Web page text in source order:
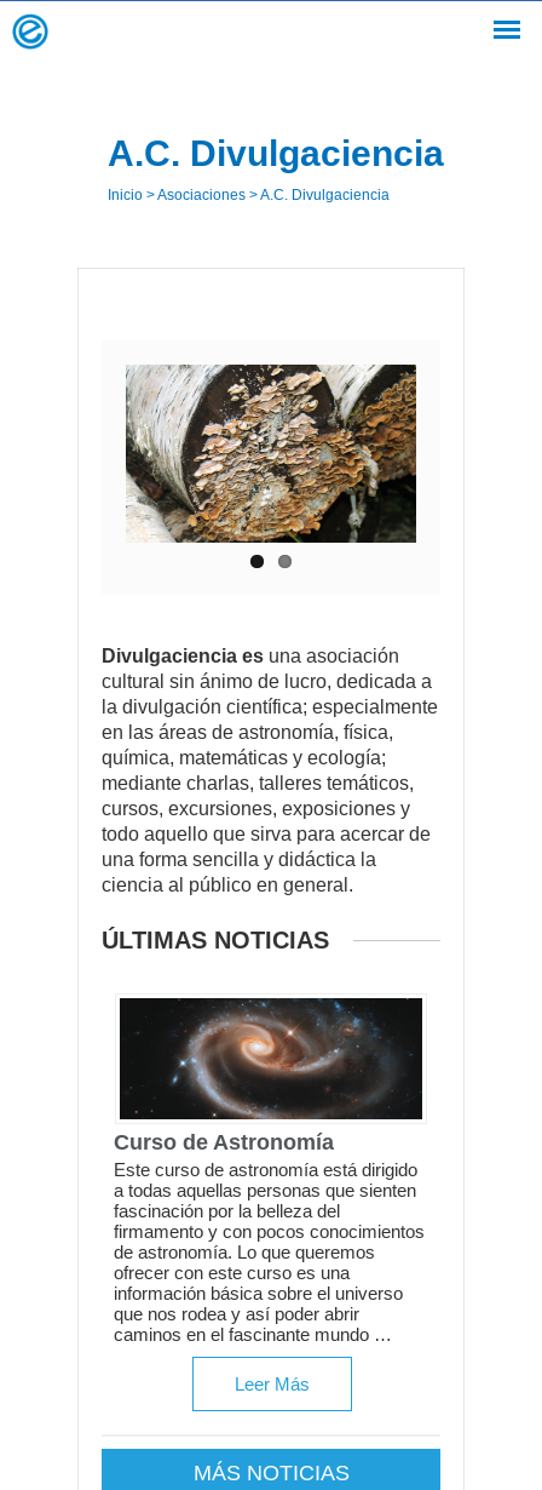
A.C. Divulgaciencia
Inicio >Asociaciones >A.C. Divulgaciencia
Divulgaciencia es una asociación
cultural sin ánimo de lucro, dedicada a
la divulgación científica; especialmente
en las áreas de astronomía, física,
química, matemáticas y ecología;
mediante charlas, talleres temáticos,
cursos, excursiones, exposiciones y
todo aquello que sirva para acercar de
una forma sencilla y didáctica la
ciencia al público en general.
ÚLTIMAS NOTICIAS
Curso de Astronomía
Este curso de astronomía está dirigido
a todas aquellas personas que sienten
fascinación por la belleza del
firmamento y con pocos conocimientos
de astronomía. Lo que queremos
ofrecer con este curso es una
información básica sobre el universo
que nos rodea y así poder abrir
caminos en el fascinante mundo …
Leer Más
MÁS NOTICIAS